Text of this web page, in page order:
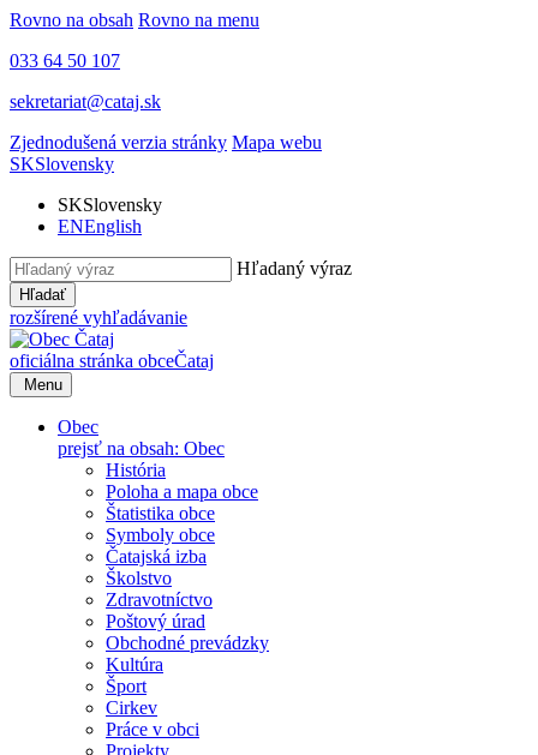
Rovno na obsah Rovno na menu
033 64 50 107
sekretariat@cataj.sk
Zjednodušená verzia stránky Mapa webu
SKSlovensky
SKSlovensky
ENEnglish
Hľadaný výraz
Hľadať
rozšírené vyhľadávanie
oficiálna stránka obceČataj
Menu
Obec
prejsť na obsah: Obec
História
Poloha a mapa obce
Štatistika obce
Symboly obce
Čatajská izba
Školstvo
Zdravotníctvo
Poštový úrad
Obchodné prevádzky
Kultúra
Šport
Cirkev
Práce v obci
Projekty